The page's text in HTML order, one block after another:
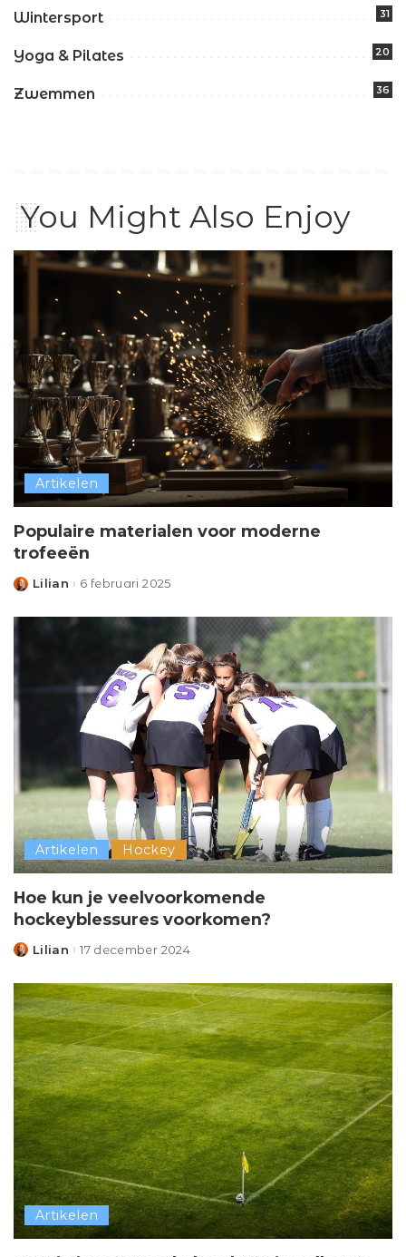
Wintersport 31
Yoga & Pilates 20
Zwemmen 36
You Might Also Enjoy
Artikelen
Populaire materialen voor moderne
trofeeën
Posted
Lilian 6 februari 2025
Artikelen Hockey
Hoe kun je veelvoorkomende
hockeyblessures voorkomen?
Posted
Lilian 17 december 2024
Artikelen